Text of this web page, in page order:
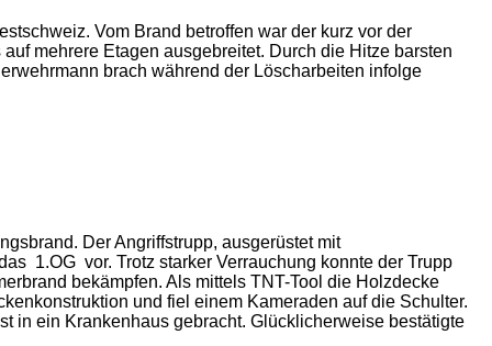
Vom Brand betroffen war der kurz vor der
mehrere Etagen ausgebreitet. Durch die Hitze barsten
brach während der Löscharbeiten infolge
Der Angriffstrupp, ausgerüstet mit
1.OG vor. Trotz starker Verrauchung konnte der Trupp
bekämpfen. Als mittels TNT-Tool die Holzdecke
und fiel einem Kameraden auf die Schulter.
in ein Krankenhaus gebracht. Glücklicherweise bestätigte